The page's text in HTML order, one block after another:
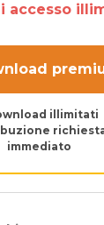
accesso
illimitati
immediato